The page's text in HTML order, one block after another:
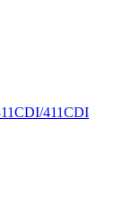
411CDI